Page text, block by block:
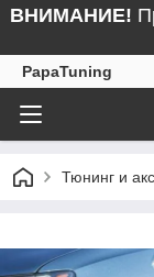
ВНИМАНИЕ!
PapaTuning
Тюнинг и